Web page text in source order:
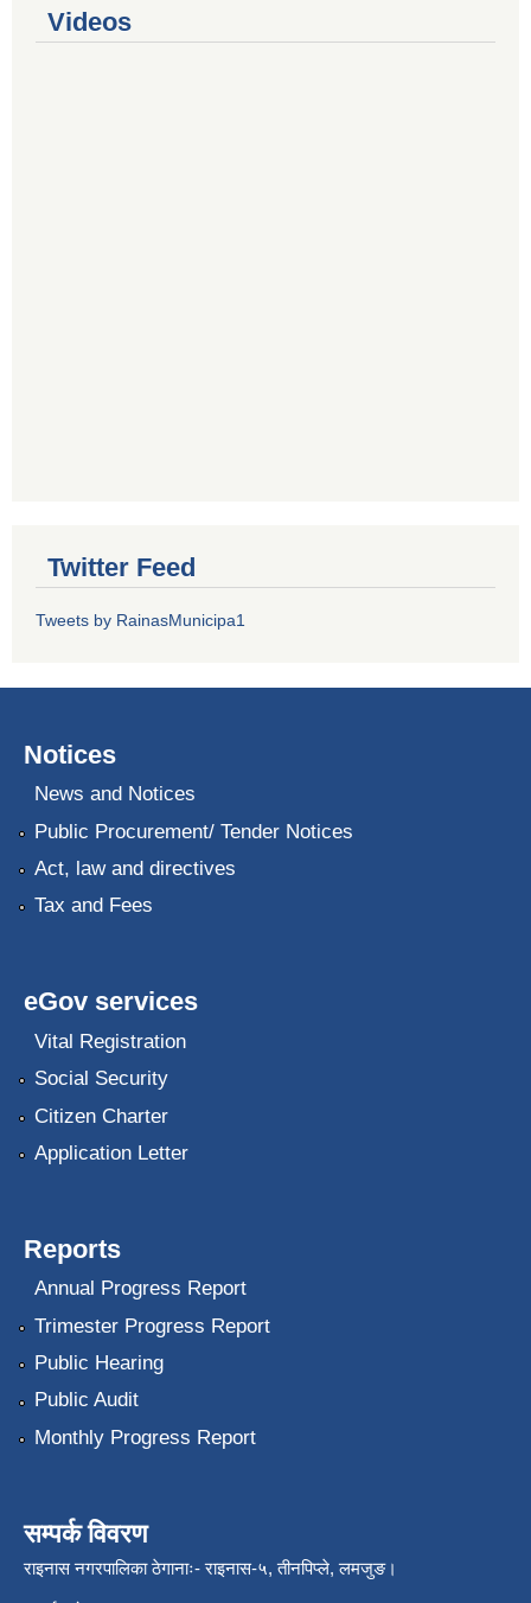
Videos
Twitter Feed
Tweets by RainasMunicipa1
Notices
News and Notices
Public Procurement/ Tender Notices
Act, law and directives
Tax and Fees
eGov services
Vital Registration
Social Security
Citizen Charter
Application Letter
Reports
Annual Progress Report
Trimester Progress Report
Public Hearing
Public Audit
Monthly Progress Report
सम्पर्क विवरण
राइनास नगरपालिका ठेगानाः- राइनास-५, तीनपिप्ले, लमजुङ।